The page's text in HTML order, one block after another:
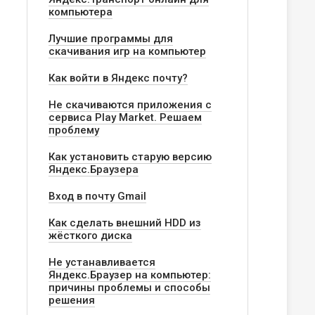
компьютера
Лучшие программы для
скачивания игр на компьютер
Как войти в Яндекс почту?
Не скачиваются приложения с
сервиса Play Market. Решаем
проблему
Как установить старую версию
Яндекс.Браузера
Вход в почту Gmail
Как сделать внешний HDD из
жёсткого диска
Не устанавливается
Яндекс.Браузер на компьютер:
причины проблемы и способы
решения